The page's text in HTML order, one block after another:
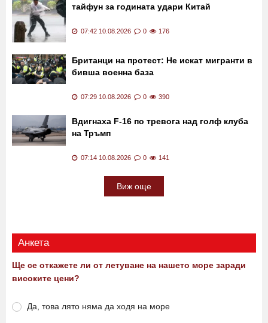
тайфун за годината удари Китай
07:42 10.08.2026 0 176
Британци на протест: Не искат мигранти в
бивша военна база
07:29 10.08.2026 0 390
Вдигнаха F-16 по тревога над голф клуба
на Тръмп
07:14 10.08.2026 0 141
Виж още
Анкета
Ще се откажете ли от летуване на нашето море заради
високите цени?
Да, това лято няма да ходя на море